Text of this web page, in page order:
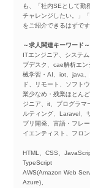
も、「社内SEとして勤
チャレンジしたい。」
をご紹介できるはずです
～求人関連キーワード～
ITエンジニア、システ
プデスク、cae解析エ
械学習・AI、iot、java
ド、リモート、ソフト
業少なめ・残業ほとん
ジニア、it、プログラ
ルティング、Laravel、
プリ開発、言語・フレ
イエンティスト、フロ
HTML、CSS、
TypeScript
AWS(Amazon Web
Azure)、